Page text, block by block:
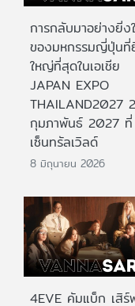
การกลับมาอย่างยิ่
ของมหกรรมญี่ปุ่นที่
ใหญ่ที่สุดในเอเชีย
JAPAN EXPO
THAILAND2027
กุมภาพันธ์ 2027 ที่
เซ็นทรัลเวิลด์
8 มิถุนายน 2026
4EVE คัมแบ็ก เสิร์